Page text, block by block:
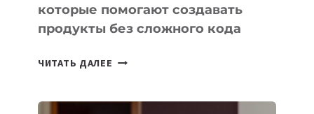
которые помогают создавать
продукты без сложного кода
ЧИТАТЬ ДАЛЕЕ